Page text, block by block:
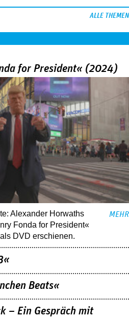
ALLE THEMEN
for President« (2024)
Alexander Horwaths
Fonda for President«
DVD erschienen.
MEHR
Beats«
– Ein Gespräch mit